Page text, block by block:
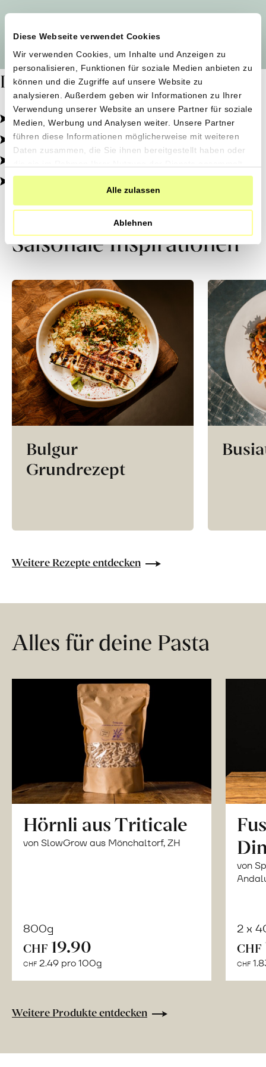
Diese Webseite verwendet Cookies
Wir verwenden Cookies, um Inhalte und Anzeigen zu
personalisieren, Funktionen für soziale Medien anbieten zu
können und die Zugriffe auf unsere Website zu
analysieren. Außerdem geben wir Informationen zu Ihrer
Verwendung unserer Website an unsere Partner für soziale
Medien, Werbung und Analysen weiter. Unsere Partner
führen diese Informationen möglicherweise mit weiteren
Daten zusammen, die Sie ihnen bereitgestellt haben oder
haben.
Alle zulassen
Ablehnen
Dafür stehen wir
Pestizidfrei angebaut, schonend verarbeitet.
Natürliche Zutaten, echter Geschmack.
Von kleinen Höfen, direkt zu dir.
100% transparent, 0% Zusatzstoffe.
Saisonale Inspirationen
Bulgur
Grundrezept
Weitere Rezepte entdecken
Alles für deine Pasta
Hörnli aus Triticale
von SlowGrow aus Mönchaltorf, ZH
800g
CHF 19.90
CHF 2.49 pro 100g
von
2 x
CHF
CHF
Weitere Produkte entdecken